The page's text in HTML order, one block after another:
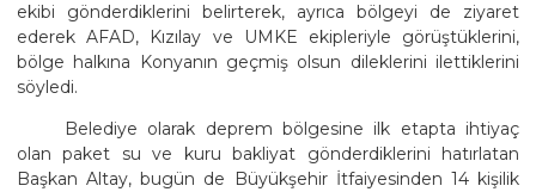
ekibi gönderdiklerini belirterek, ayrıca bölgeyi de ziyaret
ederek AFAD, Kızılay ve UMKE ekipleriyle görüştüklerini,
bölge halkına Konyanın geçmiş olsun dileklerini ilettiklerini
söyledi.
Belediye olarak deprem bölgesine ilk etapta ihtiyaç
olan paket su ve kuru bakliyat gönderdiklerini hatırlatan
Başkan Altay, bugün de Büyükşehir İtfaiyesinden 14 kişilik